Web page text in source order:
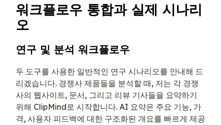
워크플로우 통합과 실제 시나리
오
연구 및 분석 워크플로우
두 도구를 사용한 일반적인 연구 시나리오를 안내해 드
리겠습니다. 경쟁사 제품들을 분석할 때, 저는 각 경쟁
사의 웹사이트, 문서, 그리고 리뷰 기사들을 요약하기
위해 ClipMind로 시작합니다. AI 요약은 주요 기능, 가
격, 사용자 피드백에 대한 구조화된 개요를 빠르게 제공